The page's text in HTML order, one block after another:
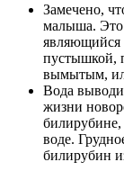
Замечено,
малыша. Это
являющийся
пустышкой,
вымытым,
Вода
жизни
билирубине,
воде.
билирубин